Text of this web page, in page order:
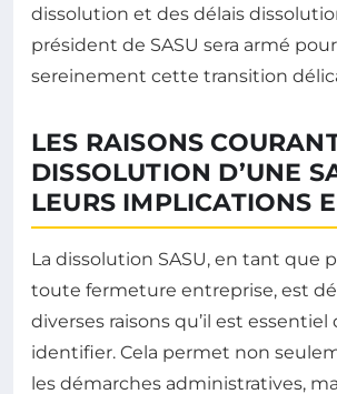
dissolution et des délais
président de SASU sera armé
sereinement cette transition
LES RAISONS
DISSOLUTION D’UNE
LEURS IMPLICATIONS
La dissolution SASU, en tant que
toute fermeture entreprise, est
diverses raisons qu’il est essentiel
identifier. Cela permet non
les démarches administratives,